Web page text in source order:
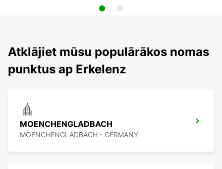
Atklājiet mūsu populārākos nomas
punktus ap Erkelenz
MOENCHENGLADBACH
MOENCHENGLADBACH - GERMANY